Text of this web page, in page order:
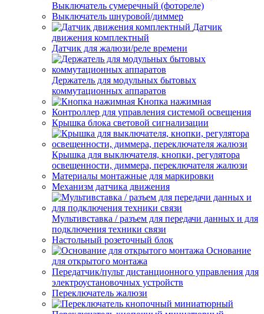
Выключатель сумеречный (фотореле)
Выключатель шнуровой/диммер
Датчик
движения комплектный
Датчик для жалюзи/реле времени
Держатель для модульных бытовых
коммутационных аппаратов
Кнопка нажимная
Контроллер для управления системой освещения
Крышка блока световой сигнализации
Крышка для выключателя, кнопки, регулятора
освещенности, диммера, переключателя жалюзи
Материалы монтажные для маркировки
Механизм датчика движения
Мультивставка / разъем для передачи данных и для
подключения техники связи
Настольный розеточный блок
Основание
для открытого монтажа
Передатчик/пульт дистанционного управления для
электроустановочных устройств
Переключатель жалюзи